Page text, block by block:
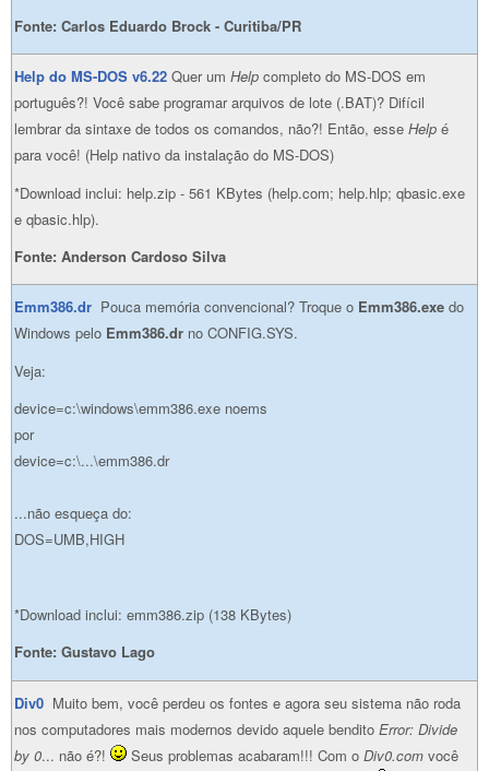
Fonte: Carlos Eduardo Brock - Curitiba/PR
Help do MS-DOS v6.22 Quer um Help completo do MS-DOS em
português?! Você sabe programar arquivos de lote (.BAT)? Difícil
lembrar da sintaxe de todos os comandos, não?! Então, esse Help é
para você! (Help nativo da instalação do MS-DOS)
*Download inclui: help.zip - 561 KBytes (help.com; help.hlp; qbasic.exe
e qbasic.hlp).
Fonte: Anderson Cardoso Silva
Emm386.dr Pouca memória convencional? Troque o Emm386.exe do
Windows pelo Emm386.dr no CONFIG.SYS.
Veja:
device=c:\windows\emm386.exe noems
por
device=c:\...\emm386.dr
...não esqueça do:
DOS=UMB,HIGH
*Download inclui: emm386.zip (138 KBytes)
Fonte: Gustavo Lago
Div0 Muito bem, você perdeu os fontes e agora seu sistema não roda
nos computadores mais modernos devido aquele bendito Error: Divide
by 0... não é?! Seus problemas acabaram!!! Com o Div0.com você